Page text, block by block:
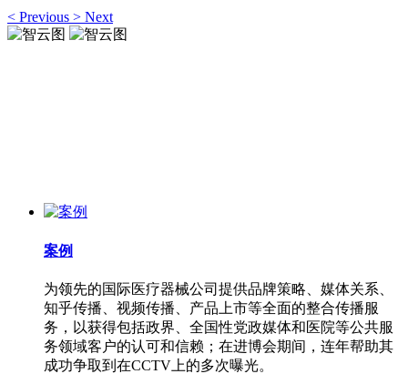
< Previous > Next
案例
为领先的国际医疗器械公司提供品牌策略、媒体关系、
知乎传播、视频传播、产品上市等全面的整合传播服
务，以获得包括政界、全国性党政媒体和医院等公共服
务领域客户的认可和信赖；在进博会期间，连年帮助其
成功争取到在CCTV上的多次曝光。